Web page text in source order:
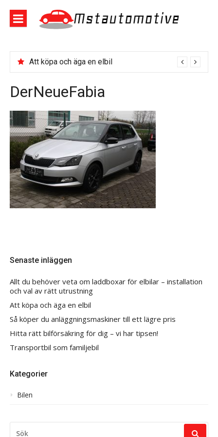
content
Att köpa och äga en elbil
DerNeueFabia
Senaste inläggen
Allt du behöver veta om laddboxar för elbilar – installation
och val av rätt utrustning
Att köpa och äga en elbil
Så köper du anläggningsmaskiner till ett lägre pris
Hitta rätt bilförsäkring för dig – vi har tipsen!
Transportbil som familjebil
Kategorier
Bilen